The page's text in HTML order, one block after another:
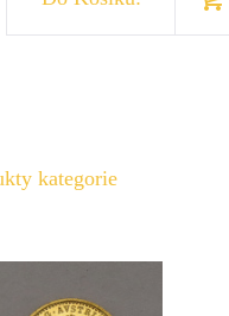
kategorie